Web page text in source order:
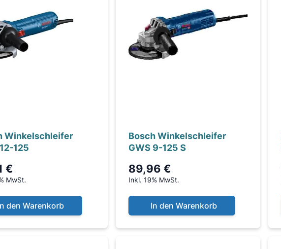
Winkelschleifer
125
€
MwSt.
den Warenkorb
Bosch Winkelschleifer
GWS 9-125 S
89,96 €
Inkl. 19% MwSt.
In den Warenkorb